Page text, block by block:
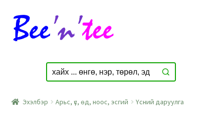
Skip
to
navigation
Skip
to
content
Эхэлбэр Арьс, үс, өд, ноос, эсгий Үсний даруулга